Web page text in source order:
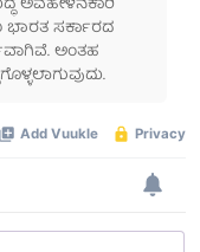
ಸರ್ಕಾರದ
ಅಂತಹ